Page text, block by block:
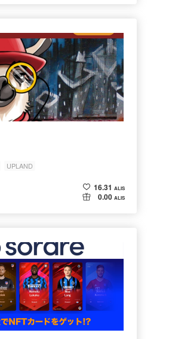
UPLAND
16.31 ALIS
0.00 ALIS